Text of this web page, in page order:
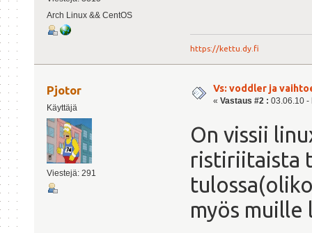
Arch Linux && CentOS
https://kettu.dy.fi
Pjotor
Käyttäjä
Viestejä: 291
Vs: voddler ja
« Vastaus #2 : 03.06.10 -
On vissii
ristiriitaista
myös